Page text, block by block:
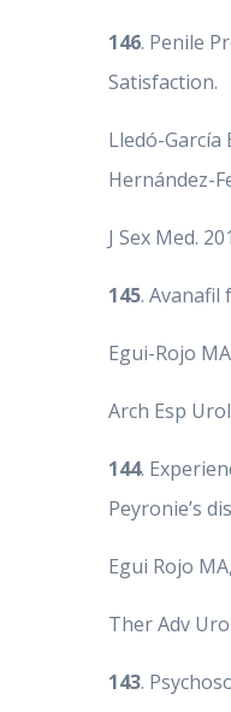
146. Penile
Satisfaction.
Lledó-García
Hernández-
J Sex Med.
145. Avanafil
Egui-Rojo
Arch Esp
144.
Peyronie’s
Egui Rojo MA,
Ther Adv
143.